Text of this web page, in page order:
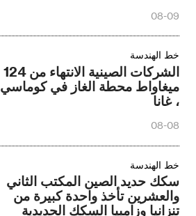
08-09
خط الهندسة
الشركات الصينية الانتهاء من 124
ميغاواط محطة الغاز في كوماسي
، غانا
08-08
خط الهندسة
سكك حديد الصين المكتب الثاني
والعشرين تأخذ واحدة كبيرة من
تنزانيا وزامبيا السكك الحديدية